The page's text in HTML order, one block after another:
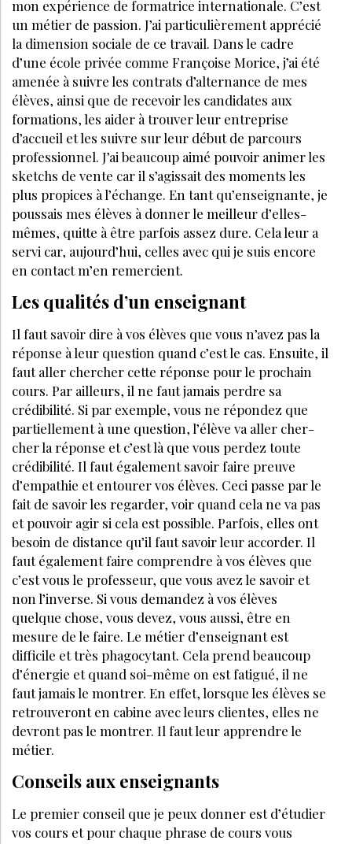
mon expérience de formatrice internationale. C’est
un métier de passion. J’ai particulièrement apprécié
la dimension sociale de ce travail. Dans le cadre
d’une école privée comme Françoise Morice, j’ai été
amenée à suivre les contrats d’alternance de mes
élèves, ainsi que de recevoir les candidates aux
formations, les aider à trouver leur entreprise
d’accueil et les suivre sur leur début de parcours
professionnel. J’ai beaucoup aimé pouvoir animer les
sketchs de vente car il s’agissait des moments les
plus propices à l’échange. En tant qu’enseignante, je
poussais mes élèves à donner le meilleur d’elles-
mêmes, quitte à être parfois assez dure. Cela leur a
servi car, aujourd’hui, celles avec qui je suis encore
en contact m’en remercient.
Les qualités d’un enseignant
Il faut savoir dire à vos élèves que vous n’avez pas la
réponse à leur question quand c’est le cas. Ensuite, il
faut aller chercher cette réponse pour le prochain
cours. Par ailleurs, il ne faut jamais perdre sa
crédibilité. Si par exemple, vous ne répondez que
partiellement à une question, l’élève va aller cher-
cher la réponse et c’est là que vous perdez toute
crédibilité. Il faut également savoir faire preuve
d’empathie et entourer vos élèves. Ceci passe par le
fait de savoir les regarder, voir quand cela ne va pas
et pouvoir agir si cela est possible. Parfois, elles ont
besoin de distance qu’il faut savoir leur accorder. Il
faut également faire comprendre à vos élèves que
c’est vous le professeur, que vous avez le savoir et
non l’inverse. Si vous demandez à vos élèves
quelque chose, vous devez, vous aussi, être en
mesure de le faire. Le métier d’enseignant est
difficile et très phagocytant. Cela prend beaucoup
d’énergie et quand soi-même on est fatigué, il ne
faut jamais le montrer. En effet, lorsque les élèves se
retrouveront en cabine avec leurs clientes, elles ne
devront pas le montrer. Il faut leur apprendre le
métier.
Conseils aux enseignants
Le premier conseil que je peux donner est d’étudier
vos cours et pour chaque phrase de cours vous